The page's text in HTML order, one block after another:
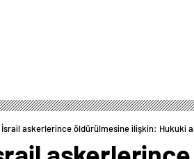
İsrail askerlerince öldürülmesine ilişkin: Hukuki